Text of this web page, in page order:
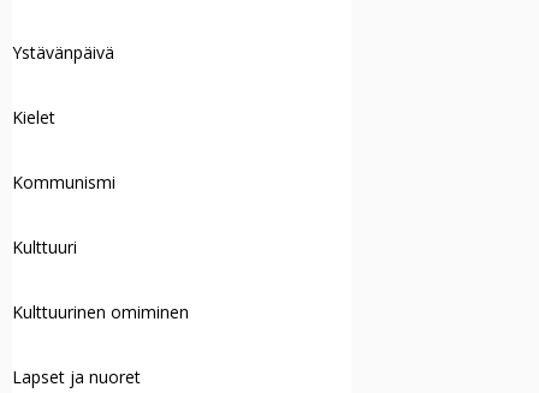
Ystävänpäivä
Kielet
Kommunismi
Kulttuuri
Kulttuurinen omiminen
Lapset ja nuoret